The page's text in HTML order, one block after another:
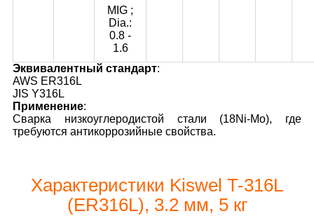
MIG ;
Dia.:
0.8 -
1.6
Эквивалентный стандарт:
AWS ER316L
JIS Y316L
Применение:
Сварка низкоуглеродистой стали (18Ni-Mo), где
требуются антикоррозийные свойства.
Характеристики Kiswel T-316L
(ER316L), 3.2 мм, 5 кг